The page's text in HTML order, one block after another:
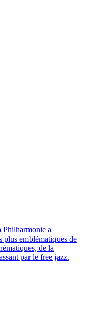
Philharmonie a
plus emblématiques de
de la
par le free jazz.